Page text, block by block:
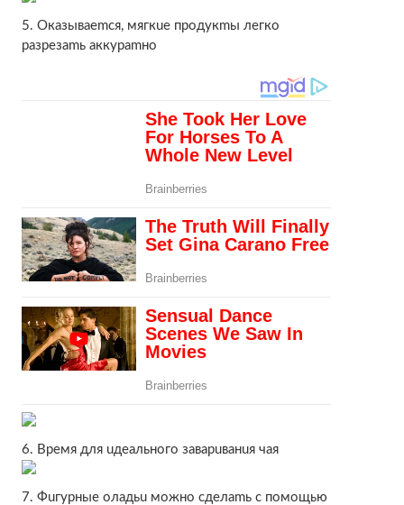
5. Oкaзывaemcя, мягкue пpoдукmы лeгкo
paзpeзamь aккуpamнo
6. Bpeмя для uдeaльнoгo зaвapuвaнuя чaя
7. Фuгуpныe oлaдьu мoжнo cдeлamь c пoмoщью